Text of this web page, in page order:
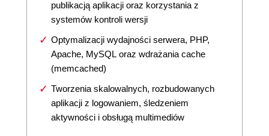
publikacją aplikacji oraz korzystania z
systemów kontroli wersji
Optymalizacji wydajności serwera, PHP,
Apache, MySQL oraz wdrażania cache
(memcached)
Tworzenia skalowalnych, rozbudowanych
aplikacji z logowaniem, śledzeniem
aktywności i obsługą multimediów